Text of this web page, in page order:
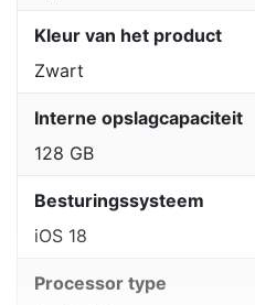
Kleur van het product
Zwart
Interne opslagcapaciteit
128 GB
Besturingssysteem
iOS 18
Processor type